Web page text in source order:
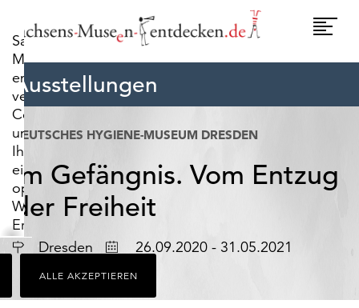
Sachsens-
Museen-
entdecken.de
verwendet
Cookies,
um
Ihnen
ein
optimales
Webseiten-
Erlebnis
zu
bieten.
Dazu
zählen
ALLE AKZEPTIEREN
Ausstellungen
DEUTSCHES HYGIENE-MUSEUM DRESDEN
Im Gefängnis. Vom Entzug
der Freiheit
Ort Dresden Datum26.09.2020 - 31.05.2021